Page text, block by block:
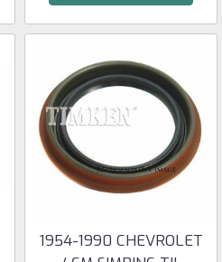
1954-1990 CHEVROLET